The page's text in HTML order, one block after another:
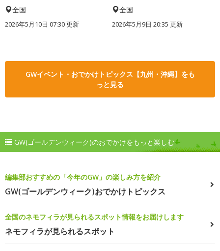
全国
2026年5月10日 07:30 更新
全国
2026年5月9日 20:35 更新
GWイベント・おでかけトピックス【九州・沖縄】をも
っと見る
GW(ゴールデンウィーク)のおでかけをもっと楽しむ
編集部おすすめの「今年のGW」の楽しみ方を紹介
GW(ゴールデンウィーク)おでかけトピックス
全国のネモフィラが見られるスポット情報をお届けします
ネモフィラが見られるスポット